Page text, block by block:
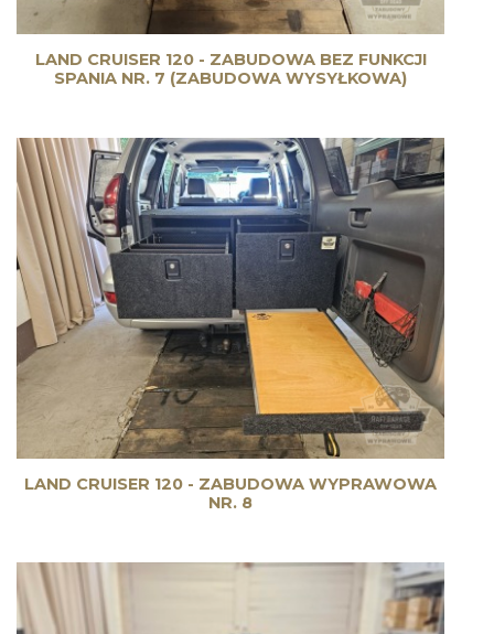
LAND CRUISER 120 - ZABUDOWA BEZ FUNKCJI
SPANIA NR. 7 (ZABUDOWA WYSYŁKOWA)
LAND CRUISER 120 - ZABUDOWA WYPRAWOWA
NR. 8